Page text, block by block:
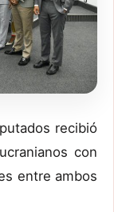
recibió
con
entre ambos